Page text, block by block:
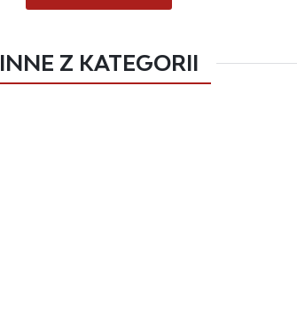
INNE Z KATEGORII